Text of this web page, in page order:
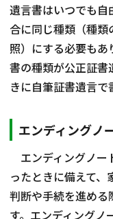
遺言書はいつでも自
合に同じ種類（種類
照）にする必要も
書の種類が公正証書
きに自筆証書遺言で
エンディングノ
エンディングノー
ったときに備えて
判断や手続を進め
す。エンディングノ